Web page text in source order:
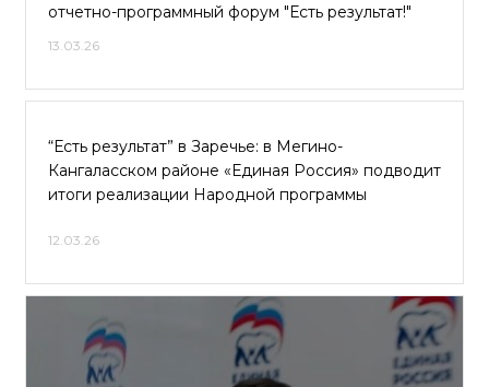
отчетно-программный форум "Есть результат!"
13.03.26
“Есть результат” в Заречье: в Мегино-
Кангаласском районе «Единая Россия» подводит
итоги реализации Народной программы
12.03.26